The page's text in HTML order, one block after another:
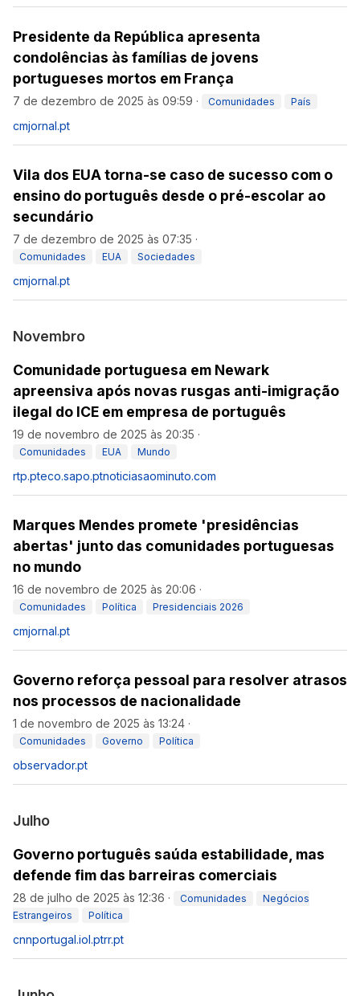
Presidente da República apresenta
condolências às famílias de jovens
portugueses mortos em França
7 de dezembro de 2025 às 09:59 · Comunidades País
cmjornal.pt
Vila dos EUA torna-se caso de sucesso com o
ensino do português desde o pré-escolar ao
secundário
7 de dezembro de 2025 às 07:35 ·
Comunidades EUA Sociedades
cmjornal.pt
Novembro
Comunidade portuguesa em Newark
apreensiva após novas rusgas anti-imigração
ilegal do ICE em empresa de português
19 de novembro de 2025 às 20:35 ·
Comunidades EUA Mundo
rtp.pteco.sapo.ptnoticiasaominuto.com
Marques Mendes promete 'presidências
abertas' junto das comunidades portuguesas
no mundo
16 de novembro de 2025 às 20:06 ·
Comunidades Política Presidenciais 2026
cmjornal.pt
Governo reforça pessoal para resolver atrasos
nos processos de nacionalidade
1 de novembro de 2025 às 13:24 ·
Comunidades Governo Política
observador.pt
Julho
Governo português saúda estabilidade, mas
defende fim das barreiras comerciais
28 de julho de 2025 às 12:36 · Comunidades
Negócios
Estrangeiros
Política
cnnportugal.iol.ptrr.pt